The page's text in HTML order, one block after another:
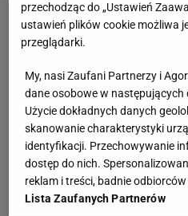
przechodząc do „Ustawień
ustawień plików cookie możliwa
przeglądarki.
My, nasi Zaufani Partnerzy i
dane osobowe w następujących
Użycie dokładnych danych
skanowanie charakterystyki
identyfikacji. Przechowywanie
dostęp do nich.
reklam i treści, badnie odbiorców
Lista Zaufanych Partnerów